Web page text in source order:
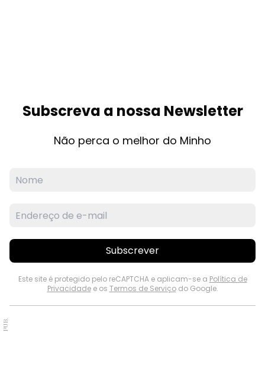
Subscreva a nossa Newsletter
Não perca o melhor do Minho
Subscrever
Este site é protegido pelo reCAPTCHA e aplicam-se a Política de
Privacidadee os Termos de Serviçodo Google.
PUB.